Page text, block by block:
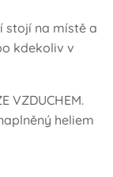
stojí na místě a
kdekoliv v
VZDUCHEM.
heliem